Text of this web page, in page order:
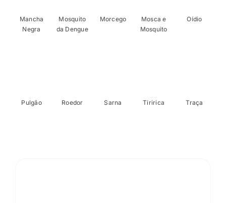
Mancha
Negra
Mosquito
da Dengue
Morcego
Mosca e
Mosquito
Oídio
Pulgão Roedor Sarna Tiririca Traça